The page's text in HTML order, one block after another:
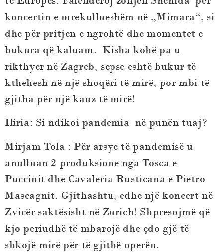
koncertin e mrekullueshëm në „Mimara“, si
dhe për pritjen e ngrohtë dhe momentet e
bukura që kaluam. Kisha kohë pa u
rikthyer në Zagreb, sepse eshtë bukur të
kthehesh në një shoqëri të mirë, por mbi të
gjitha për një kauz të mirë!
Iliria: Si ndikoi pandemia në punën tuaj?
Mirjam Tola : Për arsye të pandemisë u
anulluan 2 produksione nga Tosca e
Puccinit dhe Cavaleria Rusticana e Pietro
Mascagnit. Gjithashtu, edhe një koncert në
Zvicër saktësisht në Zurich! Shpresojmë që
kjo periudhë të mbarojë dhe çdo gjë të
shkojë mirë për të gjithë operën.